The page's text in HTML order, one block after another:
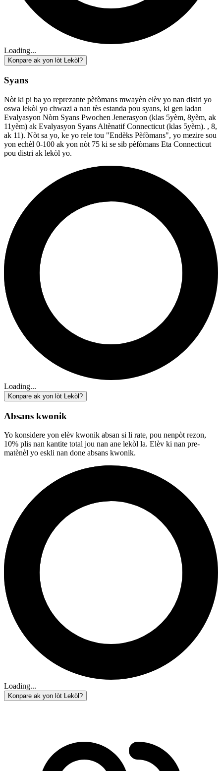
Loading...
Konpare ak yon lòt Lekòl?
Syans
Nòt ki pi ba yo reprezante pèfòmans mwayèn elèv yo nan distri yo
oswa lekòl yo chwazi a nan tès estanda pou syans, ki gen ladan
Evalyasyon Nòm Syans Pwochen Jenerasyon (klas 5yèm, 8yèm, ak
11yèm) ak Evalyasyon Syans Altènatif Connecticut (klas 5yèm). , 8,
ak 11). Nòt sa yo, ke yo rele tou "Endèks Pèfòmans", yo mezire sou
yon echèl 0-100 ak yon nòt 75 ki se sib pèfòmans Eta Connecticut
pou distri ak lekòl yo.
Loading...
Konpare ak yon lòt Lekòl?
Absans kwonik
Yo konsidere yon elèv kwonik absan si li rate, pou nenpòt rezon,
10% plis nan kantite total jou nan ane lekòl la. Elèv ki nan pre-
matènèl yo eskli nan done absans kwonik.
Loading...
Konpare ak yon lòt Lekòl?